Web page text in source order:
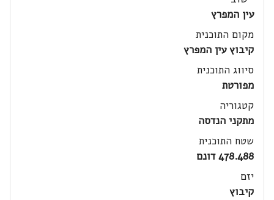
עין המפרץ
מקום התוכנית
קיבוץ עין המפרץ
סיווג התוכנית
מפורטת
קטגוריה
מתקני הנדסה
שטח התוכנית
478.488 דונם
יזם
קיבוץ